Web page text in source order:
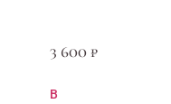
3 600 ₽
В